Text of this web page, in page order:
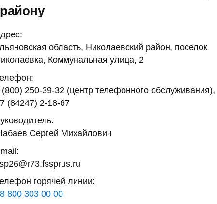
району
область, Николаевский район, поселок
Коммунальная улица, 2
(800) 250-39-32 (центр телефонного обслуживания),
(84247) 2-18-67
Сергей Михайлович
горячей линии:
8 800 303 00 00